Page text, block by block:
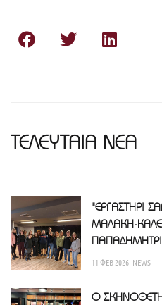
ΤΕΛΕΥΤΑΙΑ ΝΕΑ
"ΕΡΓΑΣΤΗΡΙ
ΜΑΛΑΚΗ-
11 ΦΕΒ 2026 NEWS
Ο